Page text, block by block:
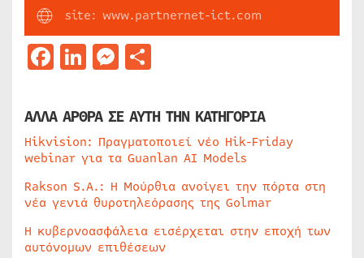
site: www.partnernet-ict.com
Facebook
LinkedIn
Messenger
ΑΛΛΑ ΑΡΘΡΑ ΣΕ ΑΥΤΗ ΤΗΝ ΚΑΤΗΓΟΡΙΑ
Hikvision: Πραγματοποιεί νέο Hik-Friday
webinar για τα Guanlan AI Models
Rakson S.A.: Η Μούρθια ανοίγει την πόρτα στη
νέα γενιά θυροτηλεόρασης της Golmar
Η κυβερνοασφάλεια εισέρχεται στην εποχή των
αυτόνομων επιθέσεων